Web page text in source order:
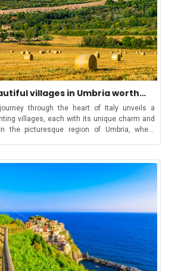
villages in Umbria worth
Umbrian vistas. Art enthusiasts shouldn't miss the Baglioni Chapel in the Collegiata di Santa Maria Maggiore and the Infloriata festival in June that transforms streets into floral carpets. The town also offers excellent restaurants like La Cantina di Spello, showcasing local delicacies such as black truffles, olive oils, Chianina beef, and wild boar. Editor’s tip: Make Spello the base for your Umbrian trip as it is easily accessible by train! 5. Gubbio An alluring view of the historic buildings of Gubbio As one of Umbria's oldest medieval settlements, Gubbio has preserved its original appearance and is known for its historic centre, the Palazzo dei Consoli and the annual Corsa dei Ceri festival. The town is quietly surrounded by countryside and ancient woodland, with the Piazza Grande offering stunning views of the valley and showcasing historic buildings like Palazzo dei Consoli and Palazzo Pretorio, as well as the Duomo and the Church of San Francesco. Gubbio is also known for hosting the world's largest Christmas tree during the holidays! Gubbio is perfect for a day trip accessible by car, train, or bus from Perugia and Rome. Editor’s tip: Indulge in Umbrian cuisine, including legume soup and strangozzi with meat sauce. 6. MontefalcoThe autumn-like beauty of the Mantefalco Sagrantino Vineyards Considered the “Balcony of Umbria”, Montefalco is surrounded by vineyards and is renowned for its wines such as Sagrantino di Montefalco and Montefalco Rosso, as well as panoramic views of the Umbrian countryside between Perugia and Spoleto. The well-preserved medieval center with ancient walls and towers includes highlights like the circular Piazza del Comune with key buildings like Palazzo Comunale, Teatro Comunale, and Oratorio di Santa Maria di Platea. The Church-Museum of San Francesco houses a significant fresco cycle by Benozzo Gozzoli, while other attractions include medieval walls, Sant'Agostino gate, churches, and the Castle of Fabbri with an archaeological crypt! 7. TodiMarvel at the octagonal architectural expertise of Tempio di Santa Maria della Consolazione Todi's well-preserved medieval centre leads you into a world of typical architectural structures like the Piazza del Popolo and the Tempio di Santa Maria della Consolazione. Perched on a hilltop above the River Tiber, Todi is by visitors for its authentic charm and limited tourist impact where you can experience genuine Umbrian life and savour earthy flavours like a slow-cooked pigeon with a delightful dry white wine. Todi also serves as an ideal base to explore neighbouring Umbrian gems, with Montefalco and Perugia, which are just a short drive away. 8. Bevagna Feel the olden days come alive at Mercato dei Consoli A small medieval town known for its virtually intact Roman and medieval architecture, Bevagna is the perfect stop for reliving the old times. The town is home to the former church of Madonna delle Neve, ancient thermal baths, Piazza Silvestri, Palazzo dei Consoli, and churches like San Silvestro and San Michele Arcangelo. It also plays host to the Mercato delle Gaite, a historical reenactment festival recreating medieval village life every June. To top it all Bevagna has a well-preserved historical center with charming alleyways attracting visitors since the Grand Tour era. 9. Città di CastelloThe grandiose cathedral of Città di Castello Located in the northern part of Umbria, Città di Castello, a medieval gem on the Tiber, has a mix of Renaissance and medieval architecture, including the Palazzo Comunale and the Cathedral of San Florido. Its historic core is made up of cobbled streets and hidden churches, and features the Palazzo Vitelli alla Cannoniera, a 16th-century palace turned art gallery, showcasing exceptional works by Renaissance artists like Raphael and Luca Signorelli! 10. Castiglione del Lago The brilliant blue waters of Lake Trasimeno visible from Castiglione del Lago Nestled on the shores of Lake Trasimeno where Umbria meets Tuscany, Castiglione del Lago is famed for its 13th-century Castello del Leone offering stunning views. The town is also ideal for exploring several other water's-edge villages and tranquil islands, notably Isola Polvese with its historic Church of San Guiliano and the beautiful Garden of Aquatic Plants. Every spring, the Coloriamo i Cieli Festival transforms the skies with colourful kites and hot-air balloons above Castiglione del Lago. Want to start making plans for your travels through the "Green Heart of Italy" ? Book your tranquil Umbrian retreat here! Before you go… More information and FAQs to make your travel easier around Umbria! Is it worth going to Umbria? Despite its relatively small size, the region offers a wealth of exploration opportunities including some top spots from our list such as Assisi, Orvieto, Lake Trasimeno, Montefalco area and Monte Subasio Regional Park. Plus, Umbria’s location in Central Italy, approximately midway between Rome and Florence, makes it quite an accessible destination even from Tuscany. From Rome, it’s about a 2-hour drive north whilst it’s a much longer 5-hour drive south from Milan. Florence to Perugia is likewise around a 2-hour drive, trains are also available. Which is better, Umbria or Tuscany? Tuscany is renowned for its iconic city centres, while Umbria offers a more immersive Italian experience. Although Tuscany has better-known small towns, Umbria provides ample opportunities to escape crowds in the region often referred to as Italy's "green heart." The less-discovered charm of Umbria makes it an ideal destination for those seeking a more tranquil and authentic Italian experience. How many days do you need in Umbria? Umbria's compact size makes it an ideal destination for a long weekend break. In three days, you can explore a couple of the region's beautiful hilltop towns while leaving ample time to indulge in the delicious Umbrian food and wine. However, if you are planning to see more towns and villages, you should consider booking at least one week. Where is the best base to explore Umbria? Perugia is the most convenient city for basing yourself when exploring Umbria. As the capital, largest city, and transportation hub of the region, Perugia provides easy access to trains and buses connecting to other towns in Umbria. The city also offers a variety of accommodation options, including hotels and vacation rental apartments, making it a practical and comfortable choice for your stay in the region. If you want something more in the countryside, Spello, a stunning hill town in Umbria, is not just a popular day trip destination but also an excellent base for exploring the region. Easily accessible by train, with a short ten-minute walk from the station to the town, it offers a convenient travel option. If hilltop towns aren't your preference, Bevagna is an excellent alternative. Conveniently located, Bevagna serves as a strategic base for exploring nearby attractions such as Spello, Perugia, Montefalco, and Assisi, especially if you have a car. How do you get around Umbria without